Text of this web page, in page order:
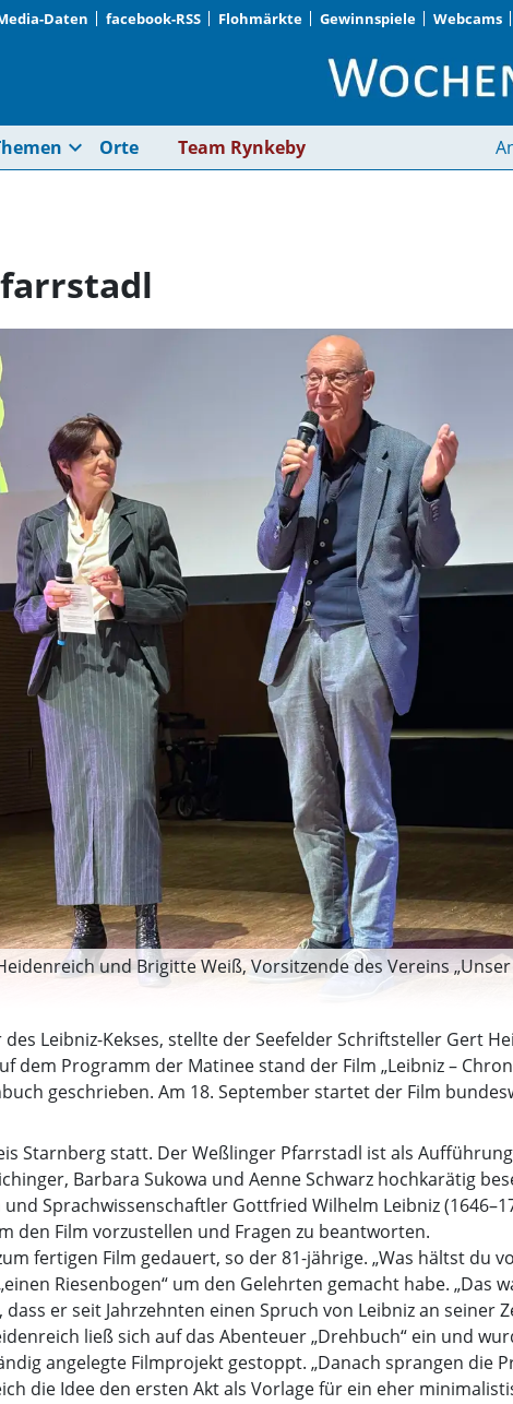
Daten facebook-RSS Flohmärkte Gewinnspiele Webcams
FSFF: Leibniz im
expand_more Orte Team Rynkeby
und Brigitte Weiß, Vorsitzende des Vereins
Leibniz-Kekses, stellte der Seefelder Schriftsteller Gert
dem Programm der Matinee stand der Film „Leibniz –
geschrieben. Am 18. September startet der Film
Starnberg statt. Der Weßlinger Pfarrstadl ist als
Barbara Sukowa und Aenne Schwarz hochkarätig
Sprachwissenschaftler Gottfried Wilhelm Leibniz
den Film vorzustellen und Fragen zu beantworten.
fertigen Film gedauert, so der 81-jährige. „Was hältst du
Riesenbogen“ um den Gelehrten gemacht habe. „Das
er seit Jahrzehnten einen Spruch von Leibniz an
ließ sich auf das Abenteuer „Drehbuch“ ein und
angelegte Filmprojekt gestoppt. „Danach sprangen die
die Idee den ersten Akt als Vorlage für ein eher